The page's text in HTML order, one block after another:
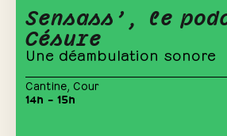
Sensass’, le
Césure
Une déambulation sonore
Cantine Cour
14h – 15h